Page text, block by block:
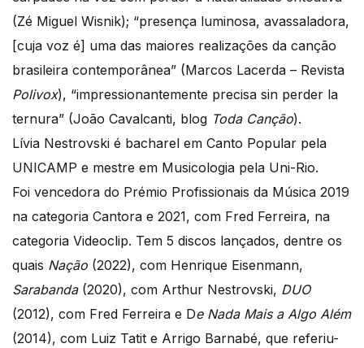
(Zé Miguel Wisnik); “presença luminosa, avassaladora,
[cuja voz é] uma das maiores realizações da canção
brasileira contemporânea” (Marcos Lacerda – Revista
Polivox), “impressionantemente precisa sin perder la
ternura” (João Cavalcanti, blog Toda Canção).
Lívia Nestrovski é bacharel em Canto Popular pela
UNICAMP e mestre em Musicologia pela Uni-Rio.
Foi vencedora do Prémio Profissionais da Música 2019
na categoria Cantora e 2021, com Fred Ferreira, na
categoria Videoclip. Tem 5 discos lançados, dentre os
quais Nação (2022), com Henrique Eisenmann,
Sarabanda (2020), com Arthur Nestrovski, DUO
(2012), com Fred Ferreira e De Nada Mais a Algo Além
(2014), com Luiz Tatit e Arrigo Barnabé, que referiu-